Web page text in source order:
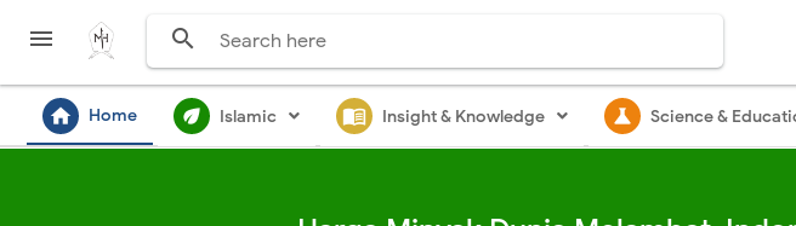
 
home Home ecodIslamic menu_book Insight & Knowledge science Science &